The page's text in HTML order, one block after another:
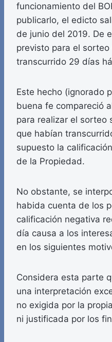
funcionamiento del
publicarlo, el edicto
de junio del 2019. De
previsto para el
transcurrido 29 días
Este hecho (ignorado
buena fe compareció
para realizar el sorteo
que habían
supuesto la
de la Propiedad.
No obstante, se
habida cuenta de los
calificación negativa
día causa a los
en los siguientes
Considera esta parte
una interpretación
no exigida por la
ni justificada por los